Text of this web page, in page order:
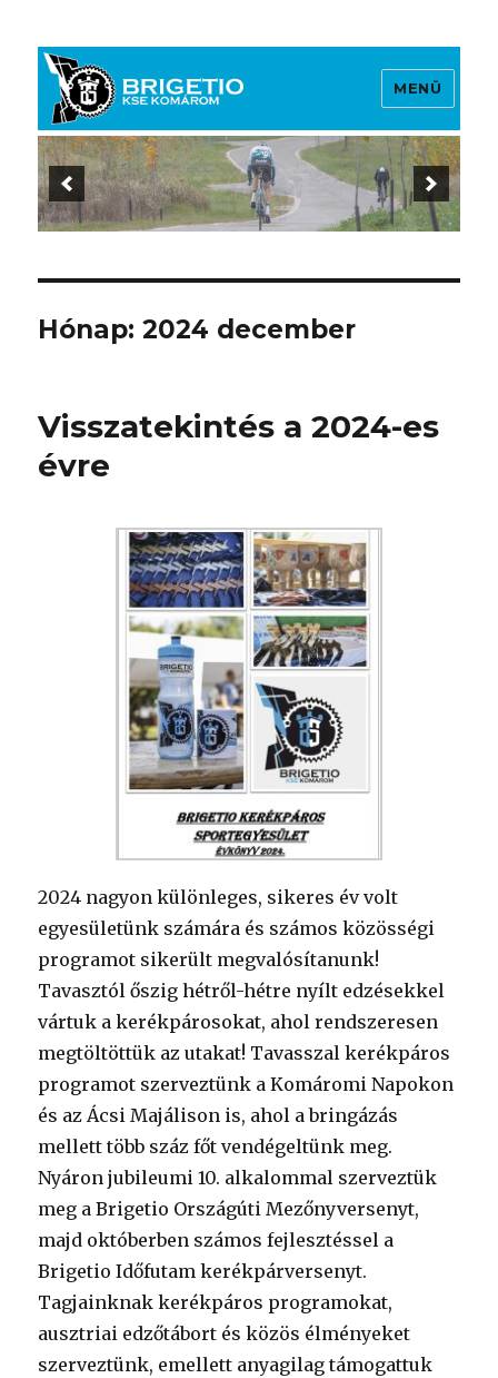
Brigetio KSE
MENÜ
Hónap:2024 december
Visszatekintés a 2024-es
évre
2024 nagyon különleges, sikeres év volt
egyesületünk számára és számos közösségi
programot sikerült megvalósítanunk!
Tavasztól őszig hétről-hétre nyílt edzésekkel
vártuk a kerékpárosokat, ahol rendszeresen
megtöltöttük az utakat! Tavasszal kerékpáros
programot szerveztünk a Komáromi Napokon
és az Ácsi Majálison is, ahol a bringázás
mellett több száz főt vendégeltünk meg.
Nyáron jubileumi 10. alkalommal szerveztük
meg a Brigetio Országúti Mezőnyversenyt,
majd októberben számos fejlesztéssel a
Brigetio Időfutam kerékpárversenyt.
Tagjainknak kerékpáros programokat,
ausztriai edzőtábort és közös élményeket
szerveztünk, emellett anyagilag támogattuk